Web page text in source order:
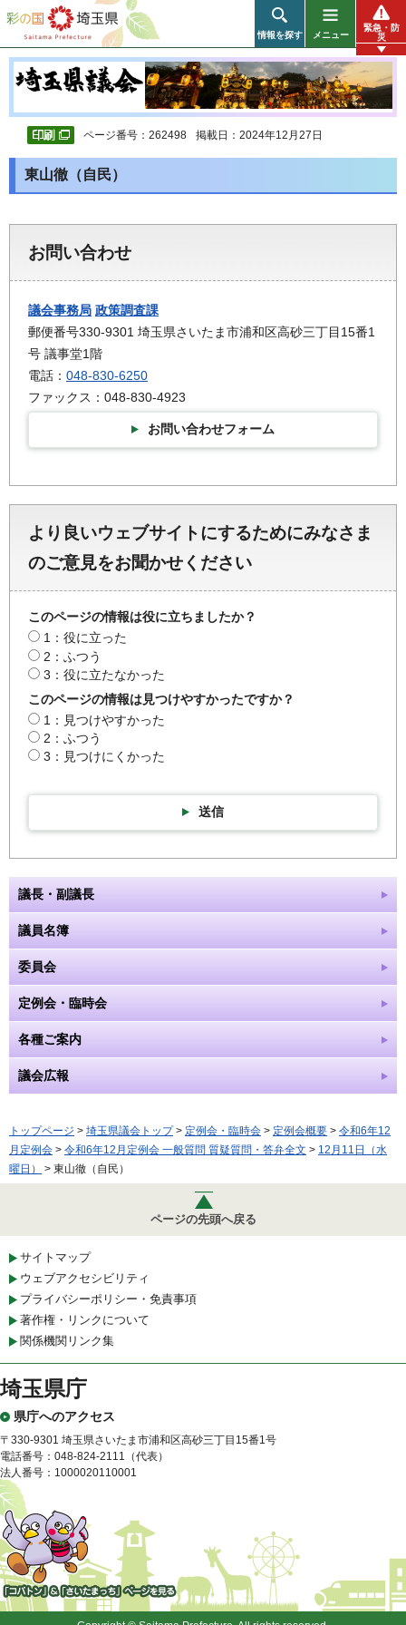
彩の国 埼玉県
情報を探す メニュー
緊急・防
災
ページ番号：262498 掲載日：2024年12月27日
東山徹（自民）
お問い合わせ
議会事務局 政策調査課
郵便番号330-9301 埼玉県さいたま市浦和区高砂三丁目15番1
号 議事堂1階
電話： 048-830-6250
ファックス：048-830-4923
お問い合わせフォーム
より良いウェブサイトにするためにみなさま
のご意見をお聞かせください
このページの情報は役に立ちましたか？
1：役に立った
2：ふつう
3：役に立たなかった
このページの情報は見つけやすかったですか？
1：見つけやすかった
2：ふつう
3：見つけにくかった
送信
議長・副議長
議員名簿
委員会
定例会・臨時会
各種ご案内
議会広報
トップページ > 埼玉県議会トップ> 定例会・臨時会 > 定例会概要 > 令和6年12
月定例会 > 令和6年12月定例会 一般質問 質疑質問・答弁全文 > 12月11日（水
曜日）
> 東山徹（自民）
ページの先頭へ戻る
サイトマップ
ウェブアクセシビリティ
プライバシーポリシー・免責事項
著作権・リンクについて
関係機関リンク集
埼玉県庁
県庁へのアクセス
〒330-9301 埼玉県さいたま市浦和区高砂三丁目15番1号
電話番号：048-824-2111（代表）
法人番号：1000020110001
「コバトン」&「さいたまっ